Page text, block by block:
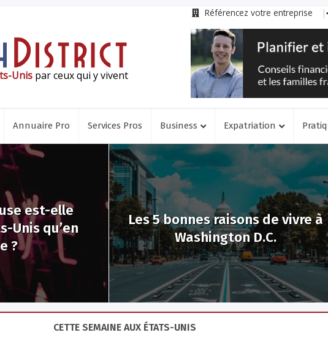
Référencez votre entreprise
Unis par ceux qui y vivent
Annuaire Pro Services Pros Business Expatriation
est-elle
Unis qu’en
?
Les 5 bonnes raisons de vivre à
Washington D.C.
CETTE SEMAINE AUX ÉTATS-UNIS